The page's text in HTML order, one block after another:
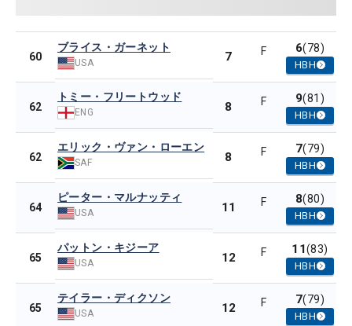
60
ブライス・ガーネット
USA 7 F 6(78)
HBH
62
トミー・フリートウッド
ENG 8 F 9(81)
HBH
62
エリック・ヴァン・ローエン
SAF 8 F 7(79)
HBH
64
ピーター・マルナッティ
USA 11 F 8(80)
HBH
65
パットン・キジーア
USA 12 F 11(83)
HBH
65
テイラー・ディクソン
USA 12 F 7(79)
HBH